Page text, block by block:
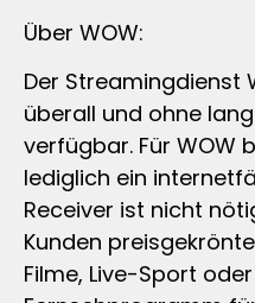
Über WOW:
Der Streamingdienst
überall und ohne
verfügbar. Für WOW
lediglich ein
Receiver ist nicht
Kunden
Filme, Live-Sport